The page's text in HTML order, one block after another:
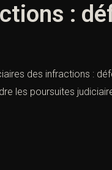
:
des infractions :
poursuites